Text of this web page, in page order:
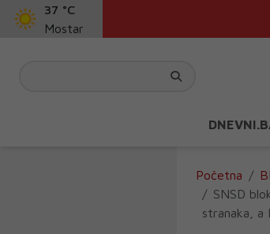
37 °C
Mostar
Početna
SNSD
stranaka, a